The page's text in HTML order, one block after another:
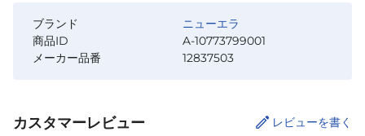
ブランド
ニューエラ
商品ID
A-10773799001
メーカー品番
12837503
カスタマーレビュー レビューを書く